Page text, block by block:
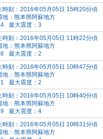
時刻：2016年05月05日 15時20分頃
地：熊本県阿蘇地方
最大震度：3
時刻：2016年05月05日 11時22分頃
地：熊本県阿蘇地方
最大震度：2
時刻：2016年05月05日 10時47分頃
地：熊本県阿蘇地方
最大震度：2
時刻：2016年05月05日 10時40分頃
地：熊本県阿蘇地方
最大震度：4
時刻：2016年05月05日 10時31分頃
地：熊本県阿蘇地方